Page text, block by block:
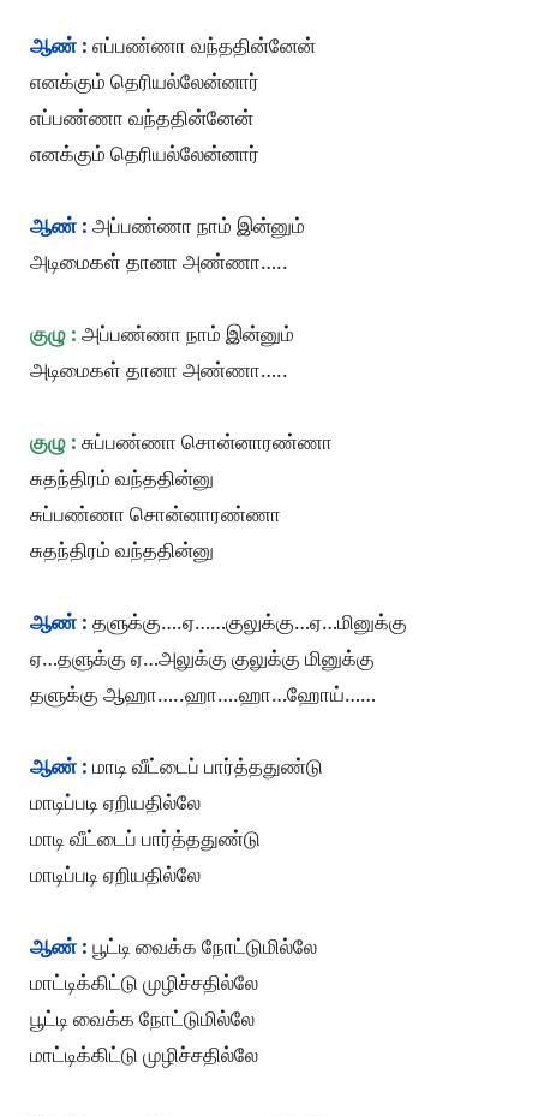
ஆண் : எப்பண்ணா வந்ததின்னேன்
எனக்கும் தெரியல்லேன்னார்
எப்பண்ணா வந்ததின்னேன்
எனக்கும் தெரியல்லேன்னார்
ஆண் : அப்பண்ணா நாம் இன்னும்
அடிமைகள் தானா அண்ணா…..
குழு : அப்பண்ணா நாம் இன்னும்
அடிமைகள் தானா அண்ணா…..
குழு : சுப்பண்ணா சொன்னாரண்ணா
சுதந்திரம் வந்ததின்னு
சுப்பண்ணா சொன்னாரண்ணா
சுதந்திரம் வந்ததின்னு
ஆண் : தளுக்கு….ஏ……குலுக்கு…ஏ…மினுக்கு
ஏ…தளுக்கு ஏ…அலுக்கு குலுக்கு மினுக்கு
தளுக்கு ஆஹா…..ஹா….ஹா…ஹோய்……
ஆண் : மாடி வீட்டைப் பார்த்ததுண்டு
மாடிப்படி ஏறியதில்லே
மாடி வீட்டைப் பார்த்ததுண்டு
மாடிப்படி ஏறியதில்லே
ஆண் : பூட்டி வைக்க நோட்டுமில்லே
மாட்டிக்கிட்டு முழிச்சதில்லே
பூட்டி வைக்க நோட்டுமில்லே
மாட்டிக்கிட்டு முழிச்சதில்லே